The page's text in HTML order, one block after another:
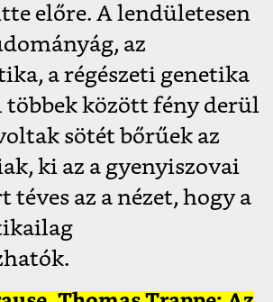
előre. A lendületesen
az
a régészeti genetika
többek között fény derül
sötét bőrűek az
ki az a gyenyiszovai
téves az a nézet, hogy a